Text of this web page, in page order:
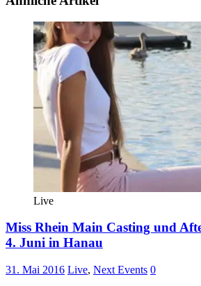
Live
Miss Rhein Main Casting und
4. Juni in Hanau
31. Mai 2016 Live, Next Events 0